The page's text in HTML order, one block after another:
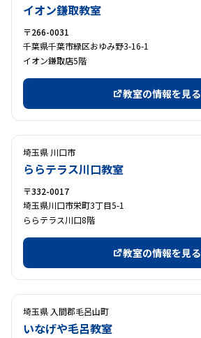
イオン鎌取教室
〒266-0031
千葉県千葉市緑区おゆみ野3-16-1
イオン鎌取店5階
教室の情報を見る
埼玉県 川口市
ららテラス川口教室
〒332-0017
埼玉県川口市栄町3丁目5-1
ららテラス川口8階
教室の情報を見る
埼玉県 入間郡毛呂山町
いなげや毛呂教室